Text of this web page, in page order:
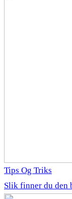
Tips Og Triks
Slik finner du den